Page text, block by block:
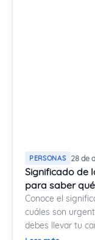
PERSONAS 28 de
Significado de
para saber
Conoce el
cuáles son
debes llevar tu